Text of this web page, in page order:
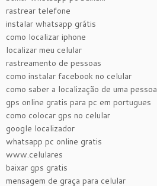
rastrear telefone
instalar whatsapp grátis
como localizar iphone
localizar meu celular
rastreamento de pessoas
como instalar facebook no celular
como saber a localização de uma pessoa
gps online gratis para pc em portugues
como colocar gps no celular
google localizador
whatsapp pc online gratis
www.celulares
baixar gps gratis
mensagem de graça para celular